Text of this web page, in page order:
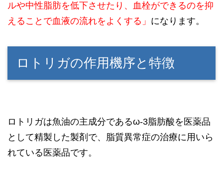
ルや中性脂肪を低下させたり、血栓ができるのを抑
えることで血液の流れをよくする」 になります。
ロトリガの作用機序と特徴
ロトリガは魚油の主成分であるω-3脂肪酸を医薬品
として精製した製剤で、脂質異常症の治療に用いら
れている医薬品です。